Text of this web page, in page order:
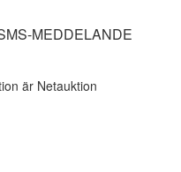
MEDDELANDE
är Netauktion